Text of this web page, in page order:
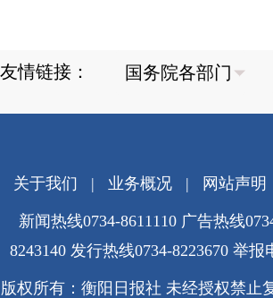
友情链接：
关于我们 | 业务概况| 网站声明
新闻热线0734-8611110 广告热线
8243140 发行热线0734-8223670 举报
版权所有：衡阳日报社 未经授权禁止